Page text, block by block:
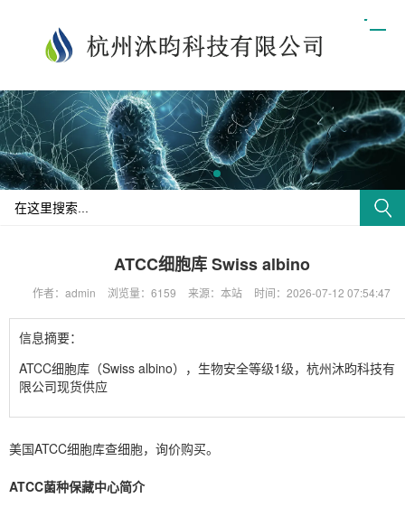
ATCC细胞库 Swiss albino
作者：admin 浏览量：6159 来源：本站 时间：2026-07-12 07:54:47
信息摘要：
ATCC细胞库（Swiss albino），生物安全等级1级，杭州沐昀科技有
限公司现货供应
美国ATCC细胞库查细胞，询价购买。
ATCC菌种保藏中心简介